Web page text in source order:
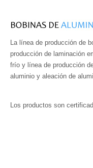
La línea de producción de
producción de laminación
frío y línea de producción
aluminio y aleación de
Los productos son